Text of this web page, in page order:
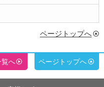
ページトップへ
覧へ ページトップへ